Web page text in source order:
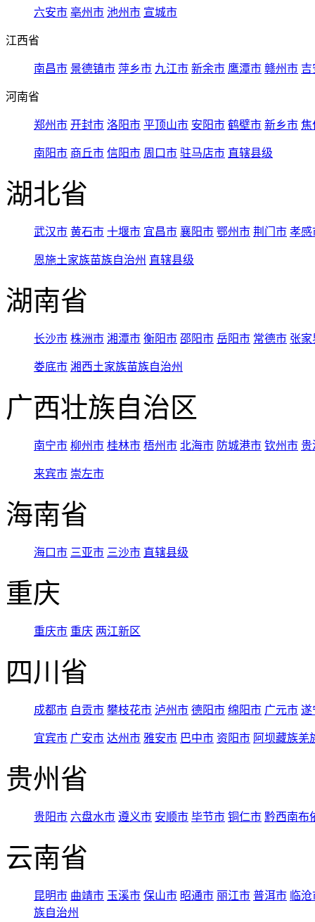
六安市 亳州市 池州市 宣城市
江西省
南昌市 景德镇市 萍乡市 九江市 新余市 鹰潭市 赣州市 吉
河南省
郑州市 开封市 洛阳市 平顶山市 安阳市 鹤壁市 新乡市 焦
南阳市 商丘市 信阳市 周口市 驻马店市 直辖县级
湖北省
武汉市 黄石市 十堰市 宜昌市 襄阳市 鄂州市 荆门市 孝感
恩施土家族苗族自治州 直辖县级
湖南省
长沙市 株洲市 湘潭市 衡阳市 邵阳市 岳阳市 常德市 张家
娄底市 湘西土家族苗族自治州
广西壮族自治区
南宁市 柳州市 桂林市 梧州市 北海市 防城港市 钦州市 贵
来宾市 崇左市
海南省
海口市 三亚市 三沙市 直辖县级
重庆
重庆市 重庆 两江新区
四川省
成都市 自贡市 攀枝花市 泸州市 德阳市 绵阳市 广元市 遂
宜宾市 广安市 达州市 雅安市 巴中市 资阳市 阿坝藏族羌
贵州省
贵阳市 六盘水市 遵义市 安顺市 毕节市 铜仁市 黔西南布
云南省
昆明市 曲靖市 玉溪市 保山市 昭通市 丽江市 普洱市 临
族自治州